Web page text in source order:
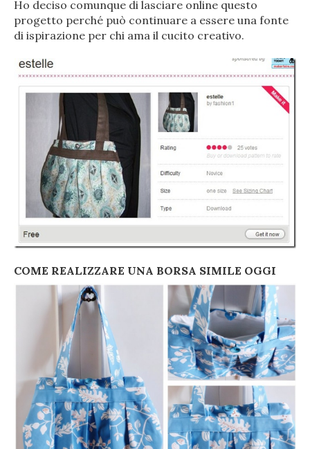
Ho deciso comunque di lasciare online questo
progetto perché può continuare a essere una fonte
di ispirazione per chi ama il cucito creativo.
COME REALIZZARE UNA BORSA SIMILE OGGI